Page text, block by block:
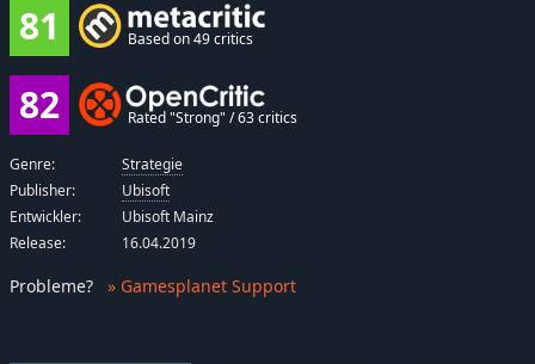
81
Based on 49 critics
82 Rated "Strong" / 63 critics
Genre:
Strategie
Publisher:
Ubisoft
Entwickler:
Ubisoft Mainz
Release:
16.04.2019
Probleme? » Gamesplanet Support